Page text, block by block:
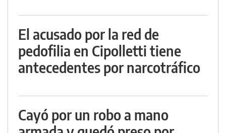
El acusado por la red de
pedofilia en Cipolletti tiene
antecedentes por narcotráfico
Cayó por un robo a mano